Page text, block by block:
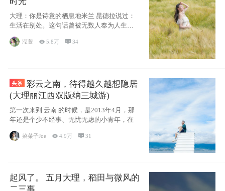
大理：你是诗意的栖息地米兰 昆德拉说过：
生活在别处。这句话曾被无数人奉为人生信
条，并
滢萱 5.8万 34
彩云之南，待得越久越想隐居
(大理丽江西双版纳三城游)
第一次来到 云南 的时候，是2013年4月，那
年还是个少不经事、无忧无虑的小青年，在
菜菜子Joe 4.9万  31
起风了。 五月大理，稻田与微风的